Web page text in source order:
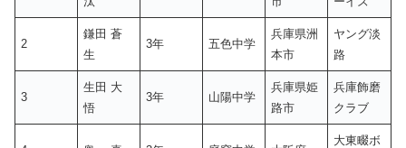
2
鎌田 蒼
生
3年 五色中学
兵庫県洲
本市
ヤング淡
路
3
生田 大
悟
3年 山陽中学
兵庫県姫
路市
兵庫飾磨
クラブ
大東畷ボ